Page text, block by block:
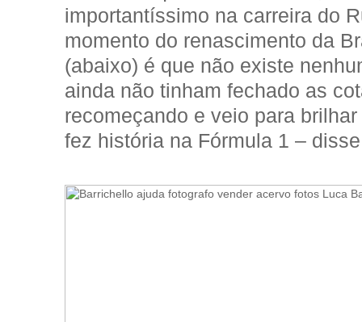
importantíssimo na carreira do
momento do renascimento da
(abaixo) é que não existe
ainda não tinham fechado as
recomeçando e veio para
fez história na Fórmula 1 –